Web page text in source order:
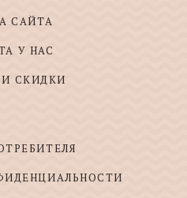
САЙТА
У НАС
СКИДКИ